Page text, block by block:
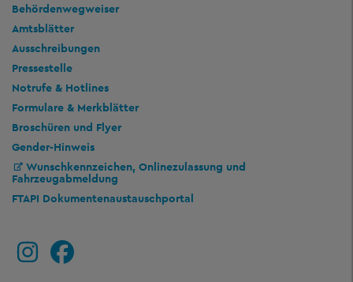
Behördenwegweiser
Amtsblätter
Ausschreibungen
Pressestelle
Notrufe & Hotlines
Formulare & Merkblätter
Broschüren und Flyer
Gender-Hinweis
Wunschkennzeichen, Onlinezulassung und
Fahrzeugabmeldung
FTAPI Dokumentenaustauschportal